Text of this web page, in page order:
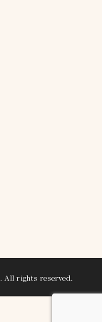
All rights reserved.